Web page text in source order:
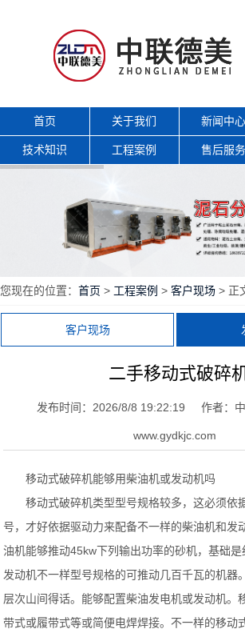
首页 关于我们 新闻中心
技术知识 工程案例 售后服务
您现在的位置： 首页 > 工程案例 > 客户现场 > 正
客户现场
二手移动式破碎
发布时间：2026/8/8 19:22:19 作者：
www.gydkjc.com
移动式破碎机能够用柴油机或发动机吗
移动式破碎机类型型号规格较多，这必须依
号，才好依据驱动力来配备不一样的柴油机和发
油机能够推动45kw下列输出功率的砂机，基础是
发动机不一样型号规格的可推动几百千瓦的机器
层次山间得话。能够配置柴油发电机或发动机。
带式或履带式等或简便电焊焊接。不一样的移动